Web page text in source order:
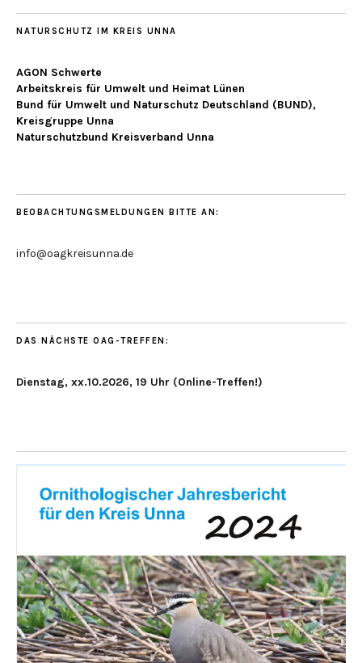
NATURSCHUTZ IM KREIS UNNA
AGON Schwerte
Arbeitskreis für Umwelt und Heimat Lünen
Bund für Umwelt und Naturschutz Deutschland (BUND),
Kreisgruppe Unna
Naturschutzbund Kreisverband Unna
BEOBACHTUNGSMELDUNGEN BITTE AN:
info@oagkreisunna.de
DAS NÄCHSTE OAG-TREFFEN:
Dienstag, xx.10.2026, 19 Uhr (Online-Treffen!)